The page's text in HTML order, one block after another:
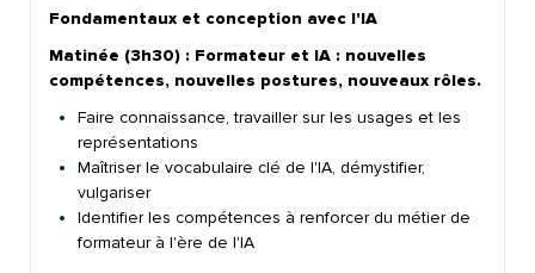
Fondamentaux et conception avec l'IA
Matinée (3h30) : Formateur et IA : nouvelles
compétences, nouvelles postures, nouveaux rôles.
Faire connaissance, travailler sur les usages et les
représentations
Maîtriser le vocabulaire clé de l'IA, démystifier,
vulgariser
Identifier les compétences à renforcer du métier de
formateur à l'ère de l'IA